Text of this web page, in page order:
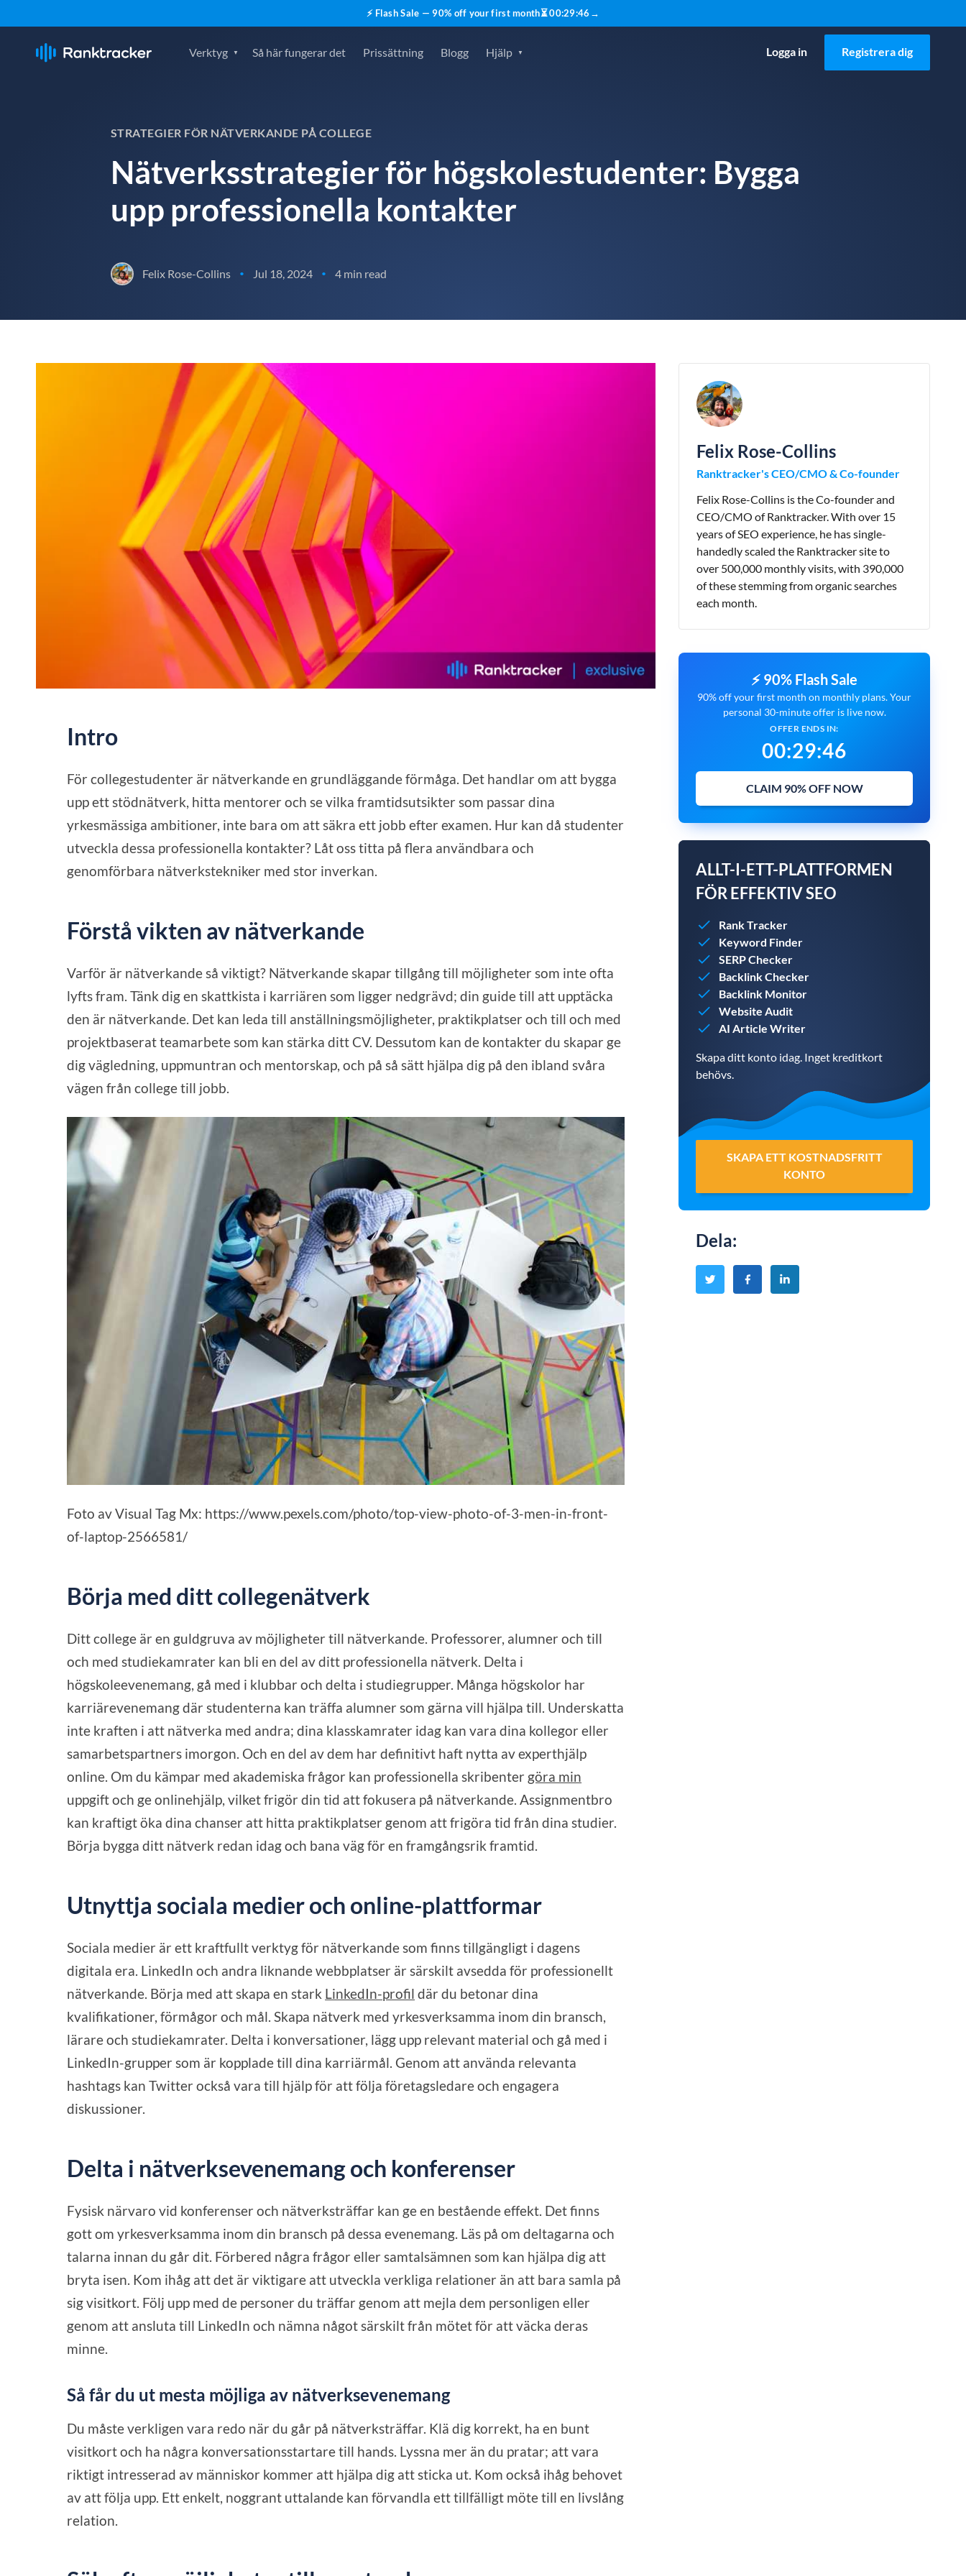
⚡ Flash Sale — 90% off your first month⏳00:29:45 →
Verktyg Så här fungerar det Prissättning Blogg Hjälp Logga in Registrera dig
STRATEGIER FÖR NÄTVERKANDE PÅ COLLEGE
Nätverksstrategier för högskolestudenter: Bygga
upp professionella kontakter
Felix Rose-Collins • Jul 18, 2024 • 4 min read
Intro
För collegestudenter är nätverkande en grundläggande förmåga. Det handlar om att bygga
upp ett stödnätverk, hitta mentorer och se vilka framtidsutsikter som passar dina
yrkesmässiga ambitioner, inte bara om att säkra ett jobb efter examen. Hur kan då studenter
utveckla dessa professionella kontakter? Låt oss titta på flera användbara och
genomförbara nätverkstekniker med stor inverkan.
Förstå vikten av nätverkande
Varför är nätverkande så viktigt? Nätverkande skapar tillgång till möjligheter som inte ofta
lyfts fram. Tänk dig en skattkista i karriären som ligger nedgrävd; din guide till att upptäcka
den är nätverkande. Det kan leda till anställningsmöjligheter, praktikplatser och till och med
projektbaserat teamarbete som kan stärka ditt CV. Dessutom kan de kontakter du skapar ge
dig vägledning, uppmuntran och mentorskap, och på så sätt hjälpa dig på den ibland svåra
vägen från college till jobb.
Foto av Visual Tag Mx: https://www.pexels.com/photo/top-view-photo-of-3-men-in-front-
of-laptop-2566581/
Börja med ditt collegenätverk
Ditt college är en guldgruva av möjligheter till nätverkande. Professorer, alumner och till
och med studiekamrater kan bli en del av ditt professionella nätverk. Delta i
högskoleevenemang, gå med i klubbar och delta i studiegrupper. Många högskolor har
karriärevenemang där studenterna kan träffa alumner som gärna vill hjälpa till. Underskatta
inte kraften i att nätverka med andra; dina klasskamrater idag kan vara dina kollegor eller
samarbetspartners imorgon. Och en del av dem har definitivt haft nytta av experthjälp
online. Om du kämpar med akademiska frågor kan professionella skribenter göra min
uppgift och ge onlinehjälp, vilket frigör din tid att fokusera på nätverkande. Assignmentbro
kan kraftigt öka dina chanser att hitta praktikplatser genom att frigöra tid från dina studier.
Börja bygga ditt nätverk redan idag och bana väg för en framgångsrik framtid.
Utnyttja sociala medier och online-plattformar
Sociala medier är ett kraftfullt verktyg för nätverkande som finns tillgängligt i dagens
digitala era. LinkedIn och andra liknande webbplatser är särskilt avsedda för professionellt
nätverkande. Börja med att skapa en stark LinkedIn-profil där du betonar dina
kvalifikationer, förmågor och mål. Skapa nätverk med yrkesverksamma inom din bransch,
lärare och studiekamrater. Delta i konversationer, lägg upp relevant material och gå med i
LinkedIn-grupper som är kopplade till dina karriärmål. Genom att använda relevanta
hashtags kan Twitter också vara till hjälp för att följa företagsledare och engagera
diskussioner.
Delta i nätverksevenemang och konferenser
Fysisk närvaro vid konferenser och nätverksträffar kan ge en bestående effekt. Det finns
gott om yrkesverksamma inom din bransch på dessa evenemang. Läs på om deltagarna och
talarna innan du går dit. Förbered några frågor eller samtalsämnen som kan hjälpa dig att
bryta isen. Kom ihåg att det är viktigare att utveckla verkliga relationer än att bara samla på
sig visitkort. Följ upp med de personer du träffar genom att mejla dem personligen eller
genom att ansluta till LinkedIn och nämna något särskilt från mötet för att väcka deras
minne.
Så får du ut mesta möjliga av nätverksevenemang
Du måste verkligen vara redo när du går på nätverksträffar. Klä dig korrekt, ha en bunt
visitkort och ha några konversationsstartare till hands. Lyssna mer än du pratar; att vara
riktigt intresserad av människor kommer att hjälpa dig att sticka ut. Kom också ihåg behovet
av att följa upp. Ett enkelt, noggrant uttalande kan förvandla ett tillfälligt möte till en livslång
relation.
Felix Rose-Collins
Ranktracker's CEO/CMO & Co-founder
Felix Rose-Collins is the Co-founder and
CEO/CMO of Ranktracker. With over 15
years of SEO experience, he has single-
handedly scaled the Ranktracker site to
over 500,000 monthly visits, with 390,000
of these stemming from organic searches
each month.
⚡ 90% Flash Sale
90% off your first month on monthly plans. Your
personal 30-minute offer is live now.
OFFER ENDS IN:
00:29:45
CLAIM 90% OFF NOW
ALLT-I-ETT-PLATTFORMEN
FÖR EFFEKTIV SEO
Rank Tracker
Keyword Finder
SERP Checker
Backlink Checker
Backlink Monitor
Website Audit
AI Article Writer
Skapa ditt konto idag. Inget kreditkort
behövs.
SKAPA ETT KOSTNADSFRITT
KONTO
Dela: